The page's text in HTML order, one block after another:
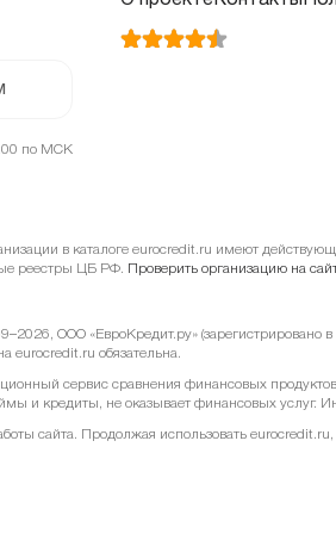
по МСК
в каталоге eurocredit.ru имеют
реестры ЦБ РФ.
Проверить организацию на
ООО «ЕвроКредит.ру»
eurocredit.ru обязательна.
сервис сравнения финансовых
и кредиты, не оказывает финансовых услуг.
сайта. Продолжая использовать eurocredit.ru,